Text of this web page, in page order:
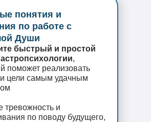
понятия и
по работе с
Души
быстрый и простой
,
поможет реализовать
цели самым удачным
тревожность и
по поводу будущего,